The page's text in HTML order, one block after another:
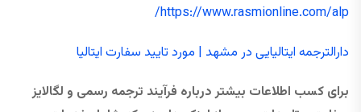
https://www.rasmionline.com/alp/
دارالترجمه ایتالیایی در مشهد | مورد تایید سفارت ایتالیا
برای کسب اطلاعات بیشتر درباره فرآیند ترجمه رسمی و لگالایز